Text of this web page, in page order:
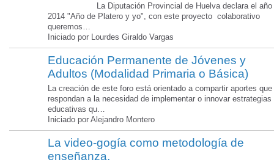
La Diputación Provincial de Huelva declara el año
2014 "Año de Platero y yo", con este proyecto colaborativo
queremos…
Iniciado por Lourdes Giraldo Vargas
Educación Permanente de Jóvenes y
Adultos (Modalidad Primaria o Básica)
La creación de este foro está orientado a compartir aportes que
respondan a la necesidad de implementar o innovar estrategias
educativas qu…
Iniciado por Alejandro Montero
La video-gogía como metodología de
enseñanza.